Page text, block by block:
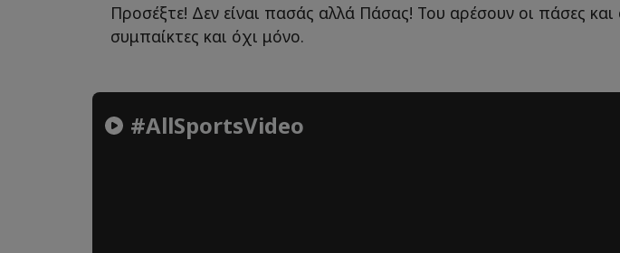
Προσέξτε! Δεν είναι πασάς αλλά Πάσας! Του αρέσουν οι πάσες και
συμπαίκτες και όχι μόνο.
#AllSportsVideo